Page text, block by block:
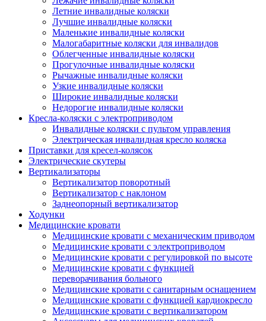
Летние инвалидные коляски
Лучшие инвалидные коляски
Маленькие инвалидные коляски
Малогабаритные коляски для инвалидов
Облегченные инвалидные коляски
Прогулочные инвалидные коляски
Рычажные инвалидные коляски
Узкие инвалидные коляски
Широкие инвалидные коляски
Недорогие инвалидные коляски
Кресла-коляски с электроприводом
Инвалидные коляски с пультом управления
Электрическая инвалидная кресло коляска
Приставки для кресел-колясок
Электрические скутеры
Вертикализаторы
Вертикализатор поворотный
Вертикализатор с наклоном
Заднеопорный вертикализатор
Ходунки
Медицинские кровати
Медицинские кровати с механическим приводом
Медицинские кровати с электроприводом
Медицинские кровати с регулировкой по высоте
Медицинские кровати с функцией
переворачивания больного
Медицинские кровати с санитарным оснащением
Медицинские кровати с функцией кардиокресло
Медицинские кровати с вертикализатором